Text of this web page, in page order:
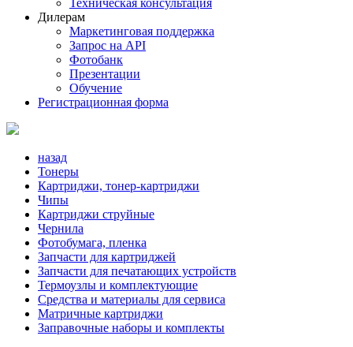
Техническая консультация
Дилерам
Маркетинговая поддержка
Запрос на API
Фотобанк
Презентации
Обучение
Регистрационная форма
назад
Тонеры
Картриджи, тонер-картриджи
Чипы
Картриджи струйные
Чернила
Фотобумага, пленка
Запчасти для картриджей
Запчасти для печатающих устройств
Термоузлы и комплектующие
Средства и материалы для сервиса
Матричные картриджи
Заправочные наборы и комплекты